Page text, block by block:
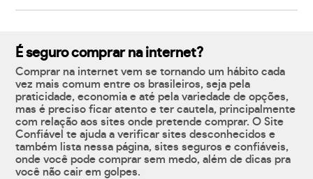
É seguro comprar na internet?
Comprar na internet vem se tornando um hábito cada
vez mais comum entre os brasileiros, seja pela
praticidade, economia e até pela variedade de opções,
mas é preciso ficar atento e ter cautela, principalmente
com relação aos sites onde pretende comprar. O Site
Confiável te ajuda a verificar sites desconhecidos e
também lista nessa página, sites seguros e confiáveis,
onde você pode comprar sem medo, além de dicas pra
você não cair em golpes.